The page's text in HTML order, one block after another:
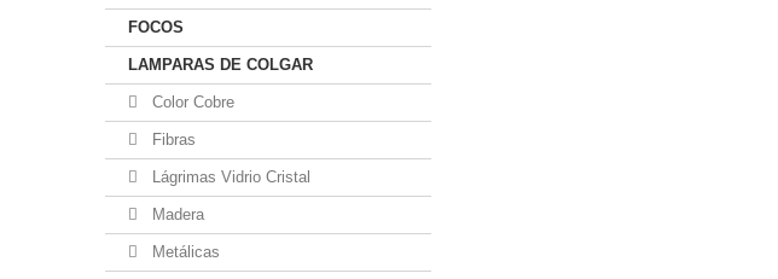
FOCOS
LAMPARAS DE COLGAR
Color Cobre
Fibras
Lágrimas Vidrio Cristal
Madera
Metálicas